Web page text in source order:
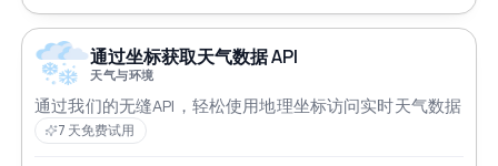
通过坐标获取天气数据 API
天气与环境
通过我们的无缝API，轻松使用地理坐标访问实时天气数据
7 天免费试用